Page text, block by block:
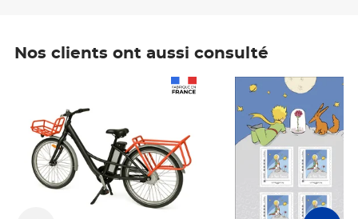
Nos clients ont aussi consulté
Prix 7,50€